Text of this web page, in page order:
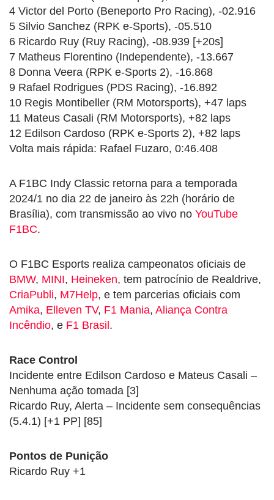
4 Victor del Porto (Beneporto Pro Racing), -02.916
5 Silvio Sanchez (RPK e-Sports), -05.510
6 Ricardo Ruy (Ruy Racing), -08.939 [+20s]
7 Matheus Florentino (Independente), -13.667
8 Donna Veera (RPK e-Sports 2), -16.868
9 Rafael Rodrigues (PDS Racing), -16.892
10 Regis Montibeller (RM Motorsports), +47 laps
11 Mateus Casali (RM Motorsports), +82 laps
12 Edilson Cardoso (RPK e-Sports 2), +82 laps
Volta mais rápida: Rafael Fuzaro, 0:46.408
A F1BC Indy Classic retorna para a temporada
2024/1 no dia 22 de janeiro às 22h (horário de
Brasília), com transmissão ao vivo no YouTube
F1BC.
O F1BC Esports realiza campeonatos oficiais de
BMW, MINI, Heineken, tem patrocínio de Realdrive,
CriaPubli, M7Help, e tem parcerias oficiais com
Amika, Elleven TV, F1 Mania, Aliança Contra
Incêndio, e F1 Brasil.
Race Control
Incidente entre Edilson Cardoso e Mateus Casali –
Nenhuma ação tomada [3]
Ricardo Ruy, Alerta – Incidente sem consequências
(5.4.1) [+1 PP] [85]
Pontos de Punição
Ricardo Ruy +1